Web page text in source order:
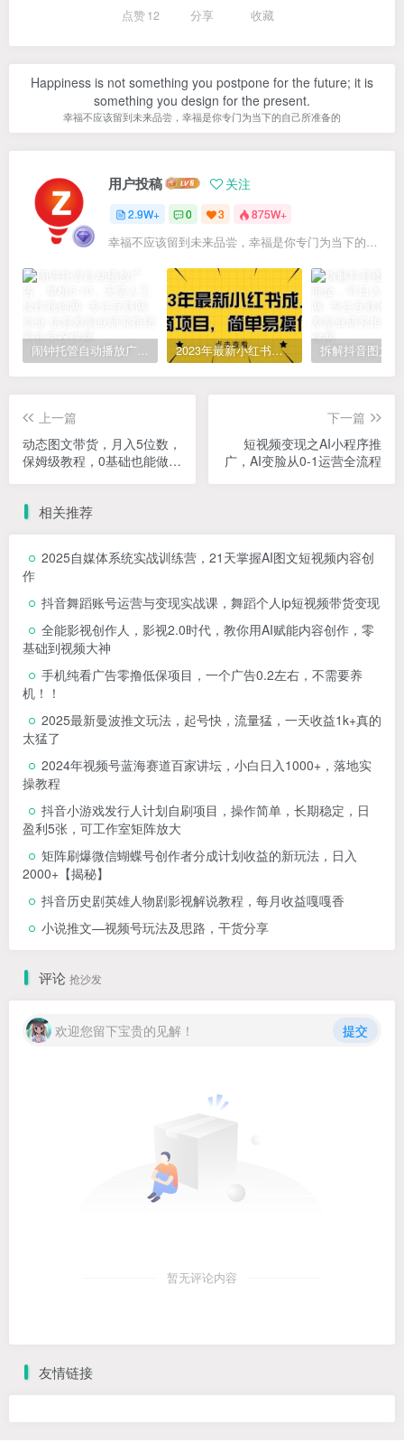
点赞12 分享 收藏
Happiness is not something you postpone for the future; it is
something you design for the present.
幸福不应该留到未来品尝，幸福是你专门为当下的自己所准备的
用户投稿 关注
2.9W+ 0 3 875W+
幸福不应该留到未来品尝，幸福是你专门为当下的自己所准备的
闹钟托管自动播放广告，单机5-10，无需人工操作 2023年最新小红书成人电商项目，简单易操作【详细教程】
上一篇
动态图文带货，月入5位数，
保姆级教程，0基础也能做
下一篇
短视频变现之AI小程序推
广，AI变脸从0-1运营全流程
相关推荐
2025自媒体系统实战训练营，21天掌握AI图文短视频内容创
作
抖音舞蹈账号运营与变现实战课，舞蹈个人ip短视频带货变现
全能影视创作人，影视2.0时代，教你用AI赋能内容创作，​零
基础到视频大神
手机纯看广告零撸低保项目，一个广告0.2左右，不需要养
机！！
2025最新曼波推文玩法，起号快，流量猛，一天收益1k+真的
太猛了
2024年视频号蓝海赛道百家讲坛，小白日入1000+，落地实
操教程
抖音小游戏发行人计划自刷项目，操作简单，长期稳定，日
盈利5张，可工作室矩阵放大
矩阵刷爆微信蝴蝶号创作者分成计划收益的新玩法，日入
2000+【揭秘】
抖音历史剧英雄人物剧影视解说教程，每月收益嘎嘎香
小说推文—视频号玩法及思路，干货分享
评论 抢沙发
欢迎您留下宝贵的见解！ 提交
暂无评论内容
友情链接